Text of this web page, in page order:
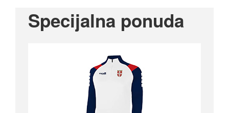
Specijalna ponuda